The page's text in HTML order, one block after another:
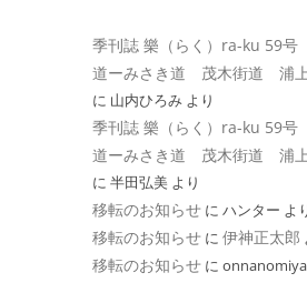
季刊誌 樂（らく）ra-ku 59
道ーみさき道 茂木街道 浦
に 山内ひろみ より
季刊誌 樂（らく）ra-ku 59
道ーみさき道 茂木街道 浦
に 半田弘美 より
移転のお知らせ に ハンター よ
移転のお知らせ に 伊神正太郎
移転のお知らせ に